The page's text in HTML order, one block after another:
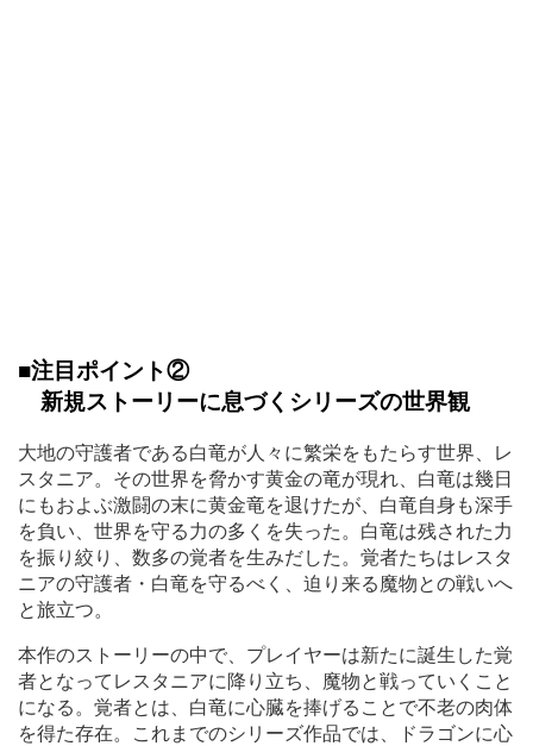
■注目ポイント②
新規ストーリーに息づくシリーズの世界観
大地の守護者である白竜が人々に繁栄をもたらす世界、レ
スタニア。その世界を脅かす黄金の竜が現れ、白竜は幾日
にもおよぶ激闘の末に黄金竜を退けたが、白竜自身も深手
を負い、世界を守る力の多くを失った。白竜は残された力
を振り絞り、数多の覚者を生みだした。覚者たちはレスタ
ニアの守護者・白竜を守るべく、迫り来る魔物との戦いへ
と旅立つ。
本作のストーリーの中で、プレイヤーは新たに誕生した覚
者となってレスタニアに降り立ち、魔物と戦っていくこと
になる。覚者とは、白竜に心臓を捧げることで不老の肉体
を得た存在。これまでのシリーズ作品では、ドラゴンに心